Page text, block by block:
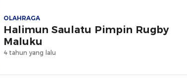
OLAHRAGA
Halimun Saulatu Pimpin Rugby
Maluku
4 tahun yang lalu